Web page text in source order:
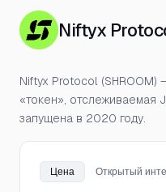
Niftyx
Niftyx Protocol (SHROOM)
«токен», отслеживаемая
запущена в 2020 году.
Цена Открытый